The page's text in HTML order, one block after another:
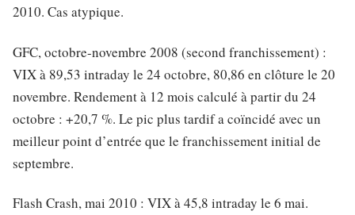
2010. Cas atypique.
GFC, octobre-novembre 2008 (second franchissement) :
VIX à 89,53 intraday le 24 octobre, 80,86 en clôture le 20
novembre. Rendement à 12 mois calculé à partir du 24
octobre : +20,7 %. Le pic plus tardif a coïncidé avec un
meilleur point d’entrée que le franchissement initial de
septembre.
Flash Crash, mai 2010 : VIX à 45,8 intraday le 6 mai.